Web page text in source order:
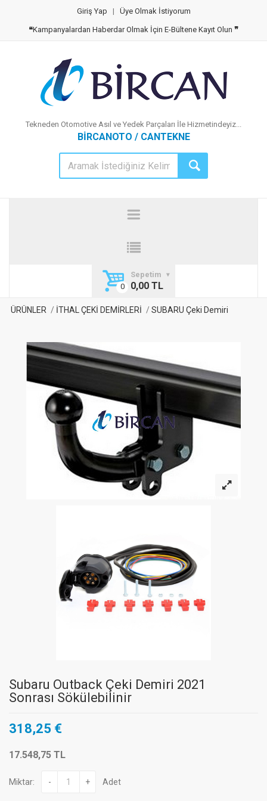
Giriş Yap | Üye Olmak İstiyorum
❝Kampanyalardan Haberdar Olmak İçin E-Bültene Kayıt Olun ❞
Tekneden Otomotive Asıl ve Yedek Parçaları İle Hizmetindeyiz...
BİRCANOTO / CANTEKNE
Sepetim
0,00 TL
ÜRÜNLER İTHAL ÇEKİ DEMİRLERİ SUBARU Çeki Demiri
Subaru Outback Çeki Demiri 2021
Sonrası Sökülebilinir
318,25 €
17.548,75 TL
Miktar: - + Adet